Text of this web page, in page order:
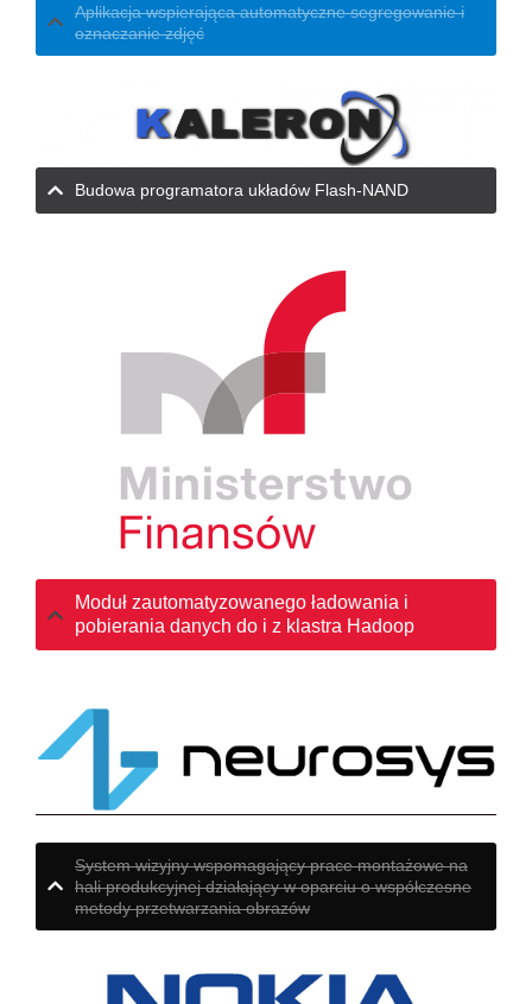
Aplikacja wspierająca automatyczne segregowanie i
oznaczanie zdjęć
Budowa programatora układów Flash-NAND
Moduł zautomatyzowanego ładowania i
pobierania danych do i z klastra Hadoop
System wizyjny wspomagający prace montażowe na
hali produkcyjnej działający w oparciu o współczesne
metody przetwarzania obrazów